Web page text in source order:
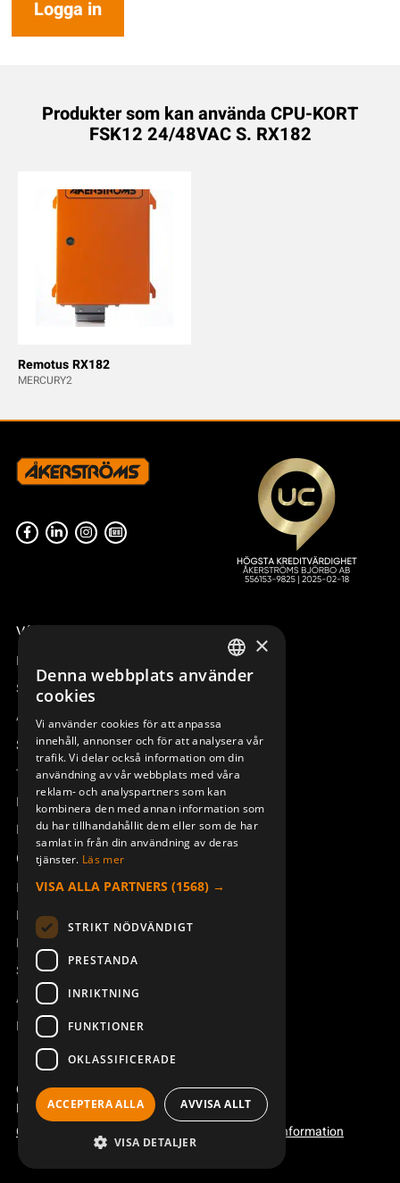
Logga in
Produkter som kan använda CPU-KORT
FSK12 24/48VAC S. RX182
Remotus RX182
MERCURY2
Våra radiostyrningar – översikt
Remotus
Sesam
Access_Ctrl
Support
Teknisk support
Boka service
Manualer och videoinstruktioner
Om Åkerströms
Kontakt
Nyheter
Pressrum
Säkerhet och direktiv
Allmänna villkor
REACH
Copyright ©2026 Åkerströms. All rights reserved.
Björbovägen 143, 786 97 Björbo.
Code of conduct
Webbplatsinformation
SWEDISH
DEUTSCH
×
Denna webbplats använder
cookies
Vi använder cookies för att anpassa
innehåll, annonser och för att analysera vår
trafik. Vi delar också information om din
användning av vår webbplats med våra
reklam- och analyspartners som kan
kombinera den med annan information som
du har tillhandahållit dem eller som de har
samlat in från din användning av deras
tjänster. Läs mer
VISA ALLA PARTNERS (1568) →
STRIKT NÖDVÄNDIGT
PRESTANDA
INRIKTNING
FUNKTIONER
OKLASSIFICERADE
ACCEPTERA ALLA AVVISA ALLT
VISA DETALJER